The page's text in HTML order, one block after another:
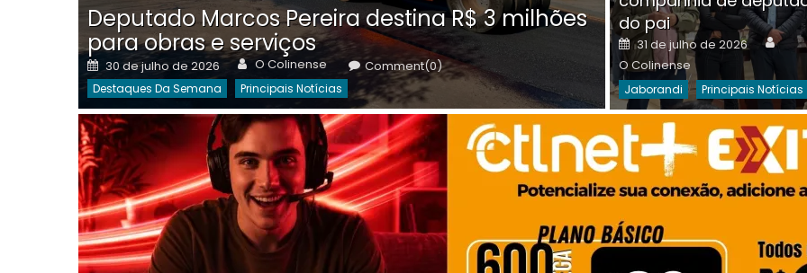
Deputado Marcos Pereira destina R$ 3 milhões
para obras e serviços
Posted
on
30 de julho de 2026 Author
O Colinense Comment(0)
Destaques Da Semana Principais Notícias
on
30 de julho de 2026 O
Destaques Da Semana
do pai
Posted
on
31 de julho de 2026
O Colinense
Jaborandi Principais Notícias